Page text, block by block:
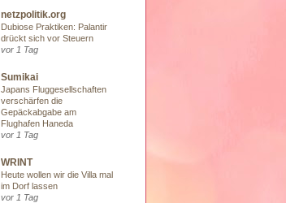
netzpolitik.org
Dubiose Praktiken: Palantir
drückt sich vor Steuern
vor 1 Tag
Sumikai
Japans Fluggesellschaften
verschärfen die
Gepäckabgabe am
Flughafen Haneda
vor 1 Tag
WRINT
Heute wollen wir die Villa mal
im Dorf lassen
vor 1 Tag